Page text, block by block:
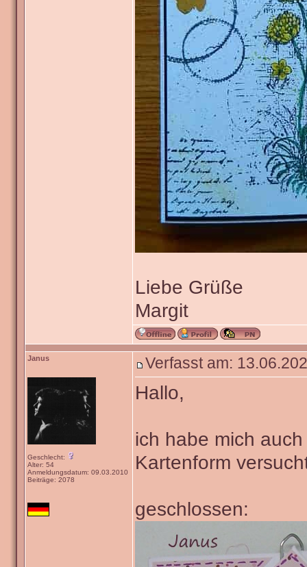
Liebe Grüße
Margit
Janus
Geschlecht:
Alter: 54
Anmeldungsdatum: 09.03.2010
Beiträge: 2078
Verfasst am:
Hallo,
ich habe mich
Kartenform
geschlossen: